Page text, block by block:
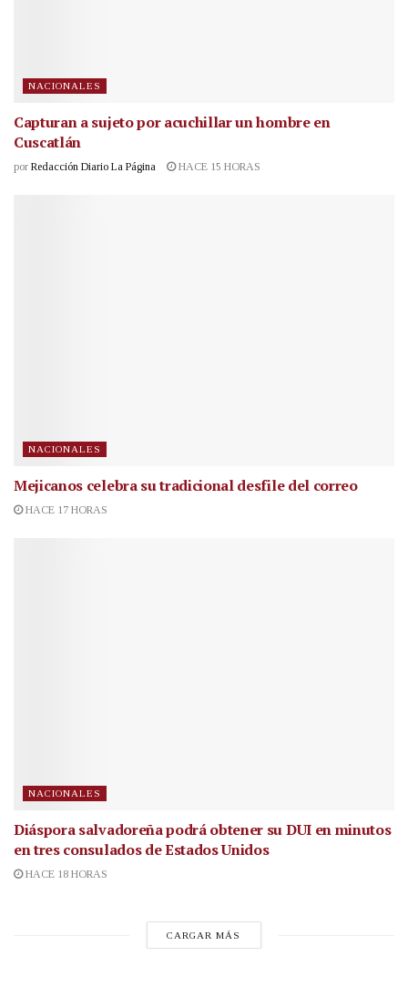
NACIONALES
Capturan a sujeto por acuchillar un hombre en
Cuscatlán
por Redacción Diario La Página HACE 15 HORAS
NACIONALES
Mejicanos celebra su tradicional desfile del correo
HACE 17 HORAS
NACIONALES
Diáspora salvadoreña podrá obtener su DUI en minutos
en tres consulados de Estados Unidos
HACE 18 HORAS
CARGAR MÁS